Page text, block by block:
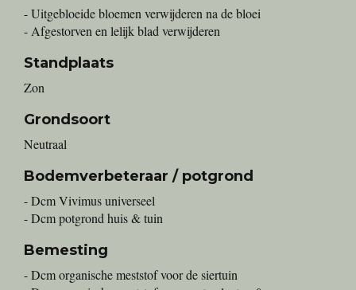
- Uitgebloeide bloemen verwijderen na de bloei
- Afgestorven en lelijk blad verwijderen
Standplaats
Zon
Grondsoort
Neutraal
Bodemverbeteraar / potgrond
- Dcm Vivimus universeel
- Dcm potgrond huis & tuin
Bemesting
- Dcm organische meststof voor de siertuin